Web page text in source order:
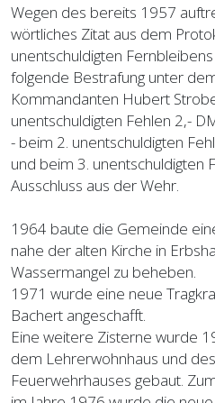
Wegen des bereits 1957
wörtliches Zitat aus dem
unentschuldigten
folgende Bestrafung unter
Kommandanten Hubert
unentschuldigten Fehlen 2,-
- beim 2. unentschuldigten
und beim 3. unentschuldigten
Ausschluss aus der Wehr.
1964 baute die Gemeinde
nahe der alten Kirche in
Wassermangel zu beheben.
1971 wurde eine neue
Bachert angeschafft.
Eine weitere Zisterne wurde
dem Lehrerwohnhaus und
Feuerwehrhauses gebaut.